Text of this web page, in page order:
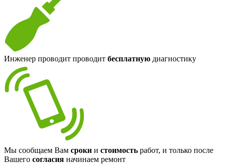
Инженер проводит проводит бесплатную диагностику
Мы сообщаем Вам сроки и стоимость работ, и только после
Вашего согласия начинаем ремонт